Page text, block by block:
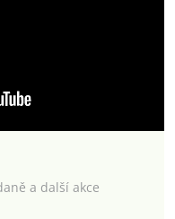
a další akce